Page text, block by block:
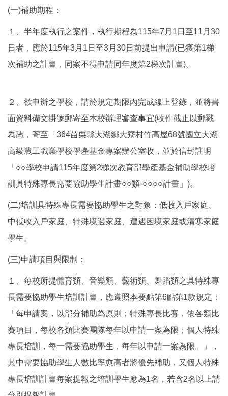
(一)補助期程：
１、半年度執行之案件，執行期程為115年7月1日至11月30
日者，應於115年3月1日至3月30日前提出申請(已獲第1梯
次補助之計畫，同案不得申請同年度第2梯次計畫)。
２、欲申辦之學校，請於規定期限內完成線上登錄，並將書
面資料備文掛號郵寄至本校辦理審查事宜(收件截止以郵戳
為憑，寄至「364苗栗縣大湖鄉大寮村竹高屋68號國立大湖
高級農工職業學校學產基金專案辦公室收，並於信封註明
「○○學校申請115年度第2梯次教育部學產基金補助學校培
訓具特殊專長需要協助學生計畫○○類-○○○○計畫」)。
(二)培訓具特殊專長需要協助學生之對象：低收入戶家庭、
中低收入戶家庭、特殊境遇家庭、遭遇困境家庭或清寒家庭
學生。
(三)申請項目與限制：
１、每校所提體育類、音樂類、藝術類、舞蹈類之具特殊專
長需要協助學生培訓計畫，應遵照本要點第6點第1款規定：
「每申請案，以部分補助為原則；特殊專長比賽，依各類比
賽項目，每校各類比賽團隊每年以申請一案為限；個人特殊
專長培訓，每一需要協助學生，每年以申請一案為限。」，
其中需要協助學生人數比率愈高者將優先補助，又個人特殊
專長培訓計畫每案提報之培訓學生應為1名，若含2名以上請